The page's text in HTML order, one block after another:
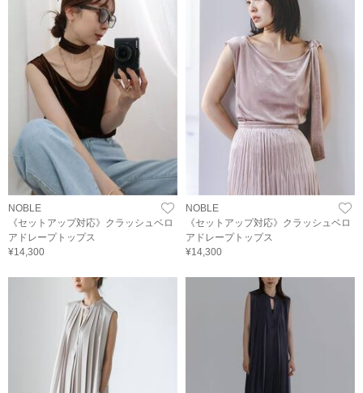
NOBLE
《セットアップ対応》クラッシュベロ
アドレープトップス
¥14,300
NOBLE
《セットアップ対応》クラッシュベロ
アドレープトップス
¥14,300